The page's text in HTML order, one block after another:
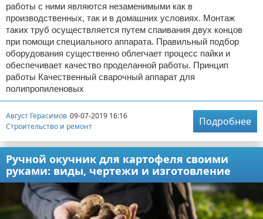
работы с ними являются незаменимыми как в
производственных, так и в домашних условиях. Монтаж
таких труб осуществляется путем спаивания двух концов
при помощи специального аппарата. Правильный подбор
оборудования существенно облегчает процесс пайки и
обеспечивает качество проделанной работы. Принцип
работы Качественный сварочный аппарат для
полипропиленовых
Август Герасимов 09-07-2019 16:16
Строительство и ремонт
Подробнее
Ручной окучник для картофеля своими
руками: виды, чертежи и изготовление